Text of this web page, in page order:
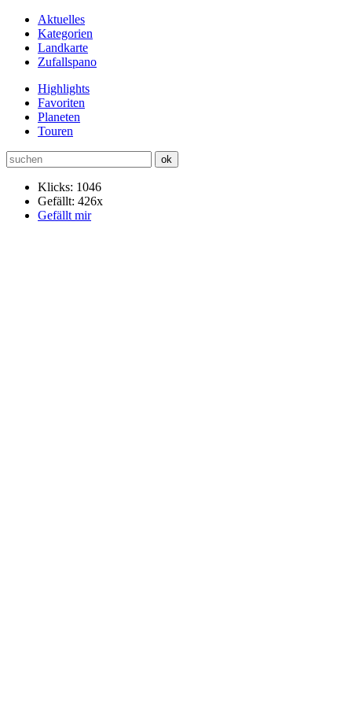
Aktuelles
Kategorien
Landkarte
Zufallspano
Highlights
Favoriten
Planeten
Touren
Klicks: 1046
Gefällt: 426x
Gefällt mir